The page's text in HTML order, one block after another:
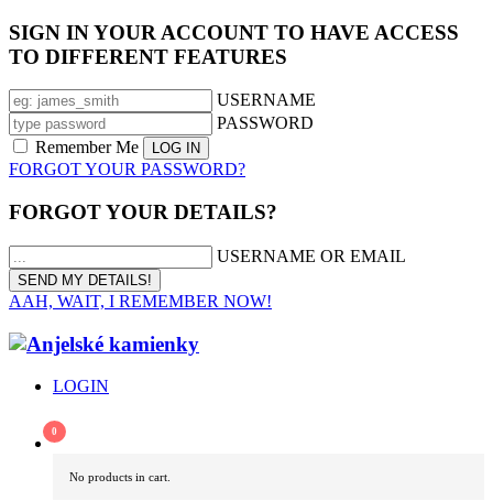
SIGN IN YOUR ACCOUNT TO HAVE ACCESS
TO DIFFERENT FEATURES
USERNAME
PASSWORD
Remember Me
FORGOT YOUR PASSWORD?
FORGOT YOUR DETAILS?
USERNAME OR EMAIL
AAH, WAIT, I REMEMBER NOW!
LOGIN
No products in cart.